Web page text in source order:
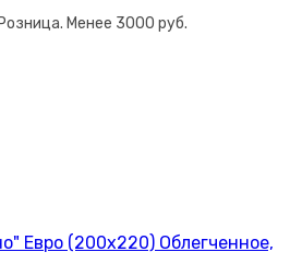
Евро (200х220) Облегченное,